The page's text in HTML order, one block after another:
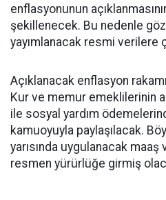
enflasyonunun
şekillenecek. Bu nedenle
yayımlanacak resmi verilere
Açıklanacak enflasyon
Kur ve memur emeklilerinin
ile sosyal yardım
kamuoyuyla paylaşılacak.
yarısında uygulanacak maaş
resmen yürürlüğe girmiş